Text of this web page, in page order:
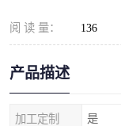
阅 读 量： 136
产品描述
加工定制 是